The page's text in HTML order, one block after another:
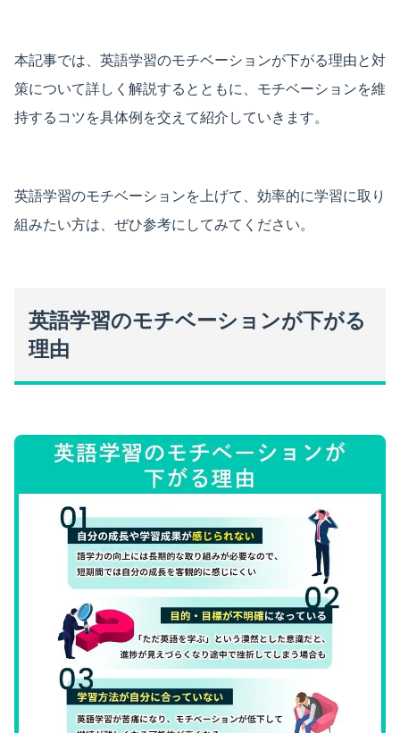
本記事では、英語学習のモチベーションが下がる理由と対
策について詳しく解説するとともに、モチベーションを維
持するコツを具体例を交えて紹介していきます。
英語学習のモチベーションを上げて、効率的に学習に取り
組みたい方は、ぜひ参考にしてみてください。
英語学習のモチベーションが下がる
理由